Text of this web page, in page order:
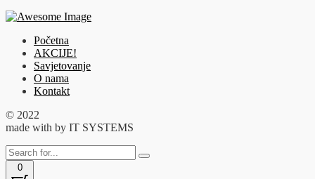
Početna
AKCIJE!
Savjetovanje
O nama
Kontakt
© 2022
made with by IT SYSTEMS
0